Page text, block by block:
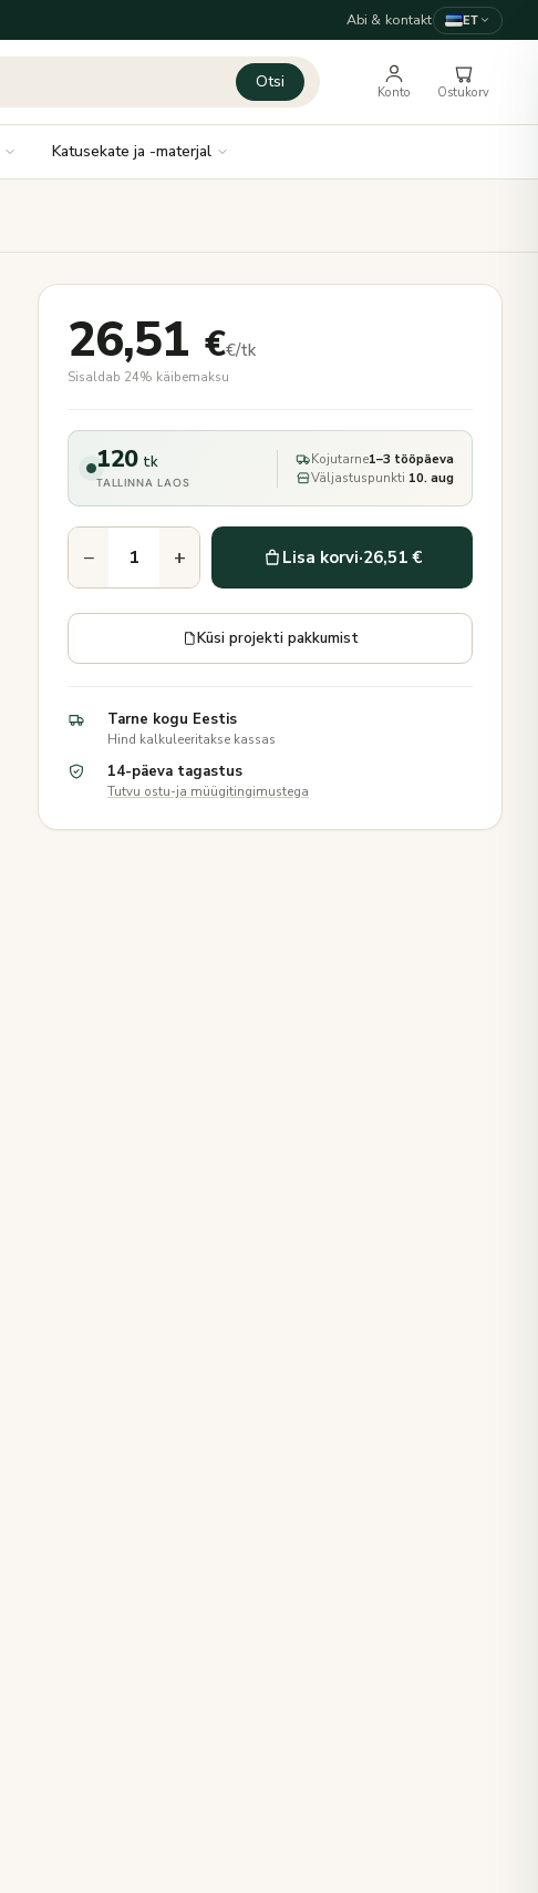
Abi & kontakt ET
Otsi
Konto Ostukorv
Katusekate ja -materjal
26,51 €€/tk
Sisaldab 24% käibemaksu
120 tk
TALLINNA LAOS
Kojutarne1–3 tööpäeva
Väljastuspunkti 10. aug
− + Lisa korvi·26,51 €
Küsi projekti pakkumist
Tarne kogu Eestis
Hind kalkuleeritakse kassas
14-päeva tagastus
Tutvu ostu-ja müügitingimustega